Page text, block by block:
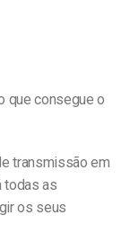
que consegue o
transmissão em
todas as
os seus